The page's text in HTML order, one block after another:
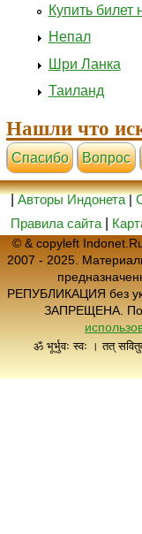
Купить
Непал
Шри Ланка
Таиланд
Нашли что
Cпасибо Вопрос
|Авторы Индонета|
Правила сайта|
© & copyleft
2007 - 2025.
РЕПУБЛИКАЦИЯ без
ЗАПРЕЩЕНА.
ॐ भूर्भुवः स्वः । तत्